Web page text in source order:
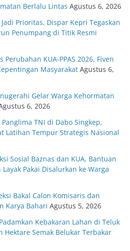
Berlalu Lintas Agustus 6, 2026
Prioritas, Dispar Kepri Tegaskan
Penumpang di Titik Resmi
Perubahan KUA-PPAS 2026, Fiven
Masyarakat Agustus 6,
Gelar Warga Kehormatan
6, 2026
TNI di Dabo Singkep,
Latihan Tempur Strategis Nasional
Sosial Baznas dan KUA, Bantuan
Pakai Disalurkan ke Warga
Bakal Calon Komisaris dan
Karya Bahari Agustus 5, 2026
Kebakaran Lahan di Teluk
Hektare Semak Belukar Terbakar